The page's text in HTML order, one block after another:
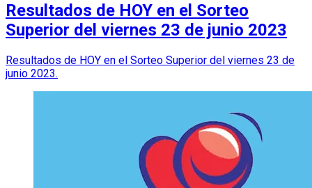
Resultados de HOY en el Sorteo
Superior del viernes 23 de junio 2023
Resultados de HOY en el Sorteo Superior del viernes 23 de
junio 2023.